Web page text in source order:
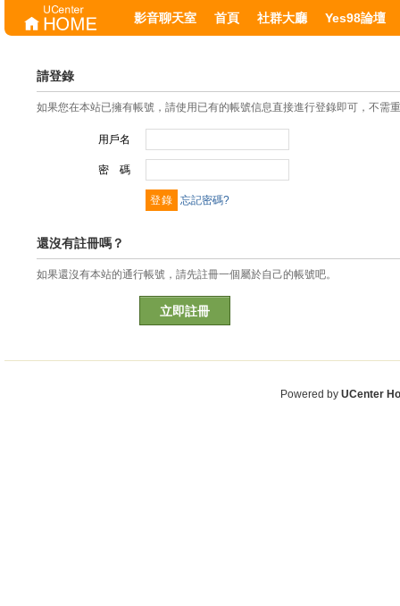
影音聊天室 首頁 社群大廳 Yes98論壇
請登錄
如果您在本站已擁有帳號，請使用已有的帳號信息直接進行登錄即可，不需
用戶名
密 碼
忘記密碼?
還沒有註冊嗎？
如果還沒有本站的通行帳號，請先註冊一個屬於自己的帳號吧。
立即註冊
Powered by UCenter